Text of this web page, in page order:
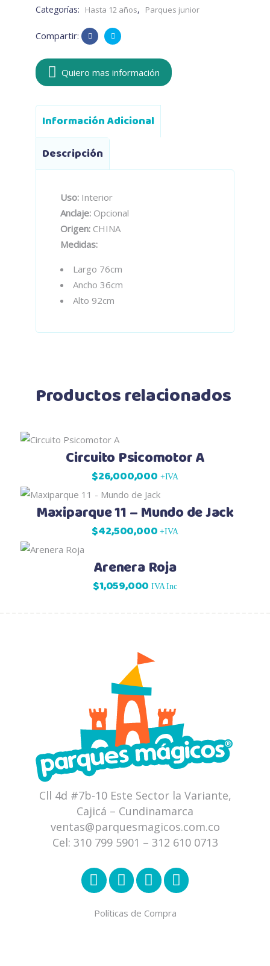
Categorías: Hasta 12 años, Parques junior
Compartir:
Quiero mas información
Información Adicional
Descripción
Uso: Interior
Anclaje: Opcional
Origen: CHINA
Medidas:
Largo 76cm
Ancho 36cm
Alto 92cm
Productos relacionados
Circuito Psicomotor A
$26,000,000 +IVA
Maxiparque 11 – Mundo de Jack
$42,500,000 +IVA
Arenera Roja
$1,059,000 IVA Inc
Cll 4d #7b-10 Este Sector la Variante,
Cajicá – Cundinamarca
ventas@parquesmagicos.com.co
Cel: 310 799 5901 – 312 610 0713
Políticas de Compra